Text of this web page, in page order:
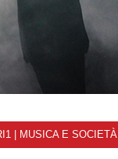
| MUSICA E SOCIETÀ